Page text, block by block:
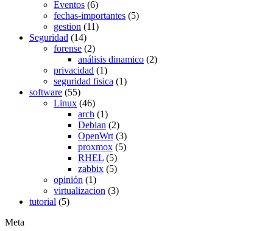
Eventos (6)
fechas-importantes (5)
gestion (11)
Seguridad (14)
forense (2)
análisis dinamico (2)
privacidad (1)
seguridad fisica (1)
software (55)
Linux (46)
arch (1)
Debian (2)
OpenWrt (3)
proxmox (5)
RHEL (5)
zabbix (5)
opinión (1)
virtualizacion (3)
tutorial (5)
Meta